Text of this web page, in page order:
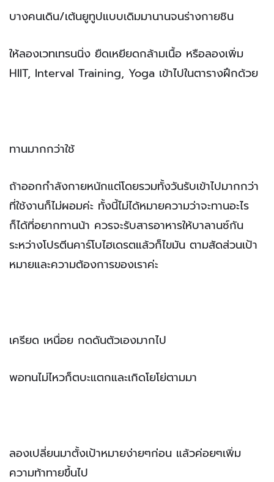
บางคนเดิน/เต้นยูทูปแบบเดิมมานานจนร่างกายชิน
ให้ลองเวทเทรนนิ่ง ยืดเหยียดกล้ามเนื้อ หรือลองเพิ่ม
HIIT, Interval Training, Yoga เข้าไปในตารางฝึกด้วย
ทานมากกว่าใช้
ถ้าออกกำลังกายหนักแต่โดยรวมทั้งวันรับเข้าไปมากกว่า
ที่ใช้งานก็ไม่ผอมค่ะ ทั้งนี้ไม่ได้หมายความว่าจะทานอะไร
ก็ได้ที่อยากทานน้า ควรจะรับสารอาหารให้บาลานซ์กัน
ระหว่างโปรตีนคาร์โบไฮเดรตแล้วก็ไขมัน ตามสัดส่วนเป้า
หมายและความต้องการของเราค่ะ
เครียด เหนื่อย กดดันตัวเองมากไป
พอทนไม่ไหวก็ตบะแตกและเกิดโยโย่ตามมา
ลองเปลี่ยนมาตั้งเป้าหมายง่ายๆก่อน แล้วค่อยๆเพิ่ม
ความท้าทายขึ้นไป